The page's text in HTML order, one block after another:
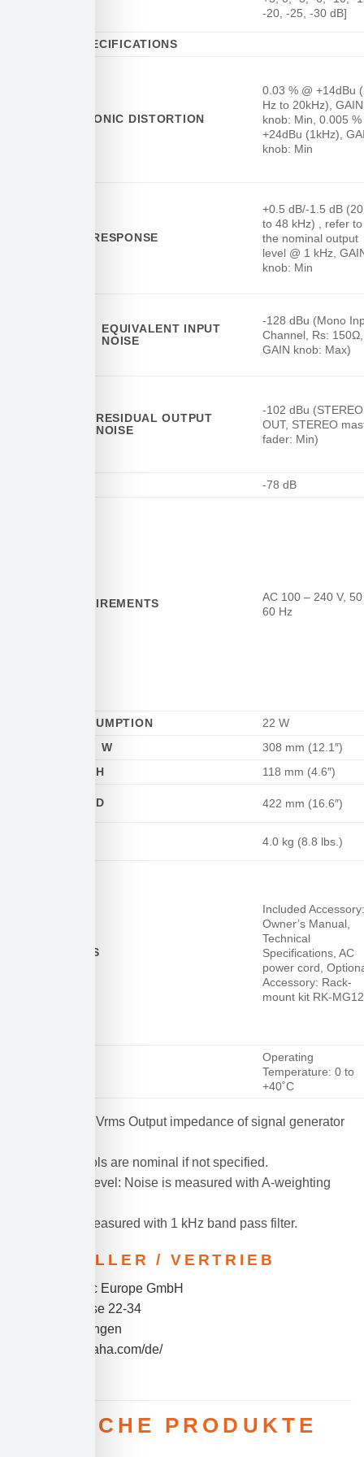
-20, -25, -30 dB]
GENERAL SPECIFICATIONS
TOTAL HARMONIC DISTORTION
0.03 % @ +14dBu
Hz to 20kHz), GAIN
knob: Min, 0.005 %
+24dBu (1kHz),
knob: Min
FREQUENCY RESPONSE
+0.5 dB/-1.5 dB
to 48 kHz) , refer to
the nominal output
level @ 1 kHz,
knob: Min
EQUIVALENT INPUT
NOISE
-128 dBu (Mono
Channel, Rs: 150Ω,
GAIN knob: Max)
RESIDUAL OUTPUT
NOISE
-102 dBu (STEREO
OUT, STEREO
fader: Min)
-78 dB
POWER REQUIREMENTS
AC 100 – 240 V,
60 Hz
POWER CONSUMPTION 22 W
W
308 mm (12.1″)
H
118 mm (4.6″)
D 422 mm (16.6″)
4.0 kg (8.8 lbs.)
ACCESSORIES
Included Accessory:
Owner’s Manual,
Technical
Specifications, AC
power cord,
Accessory: Rack-
mount kit RK-MG12
Operating
Temperature: 0 to
+40˚C
0 dBu = 0.775 Vrms Output impedance of signal generator
All level controls are nominal if not specified.
Hum & noise level: Noise is measured with A-weighting
Crosstalk： Measured with 1 kHz band pass filter.
HERSTELLER / VERTRIEB
Yamaha Music Europe GmbH
Siemensstrasse 22-34
D-25462 Rellingen
https://de.yamaha.com/de/
ÄHNLICHE PRODUKTE